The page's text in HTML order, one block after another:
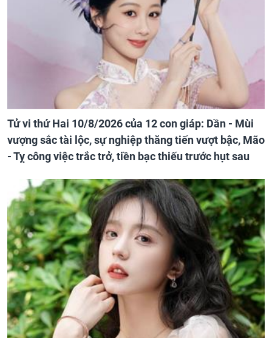
Tử vi thứ Hai 10/8/2026 của 12 con giáp: Dần - Mùi
vượng sắc tài lộc, sự nghiệp thăng tiến vượt bậc, Mão
- Tỵ công việc trắc trở, tiền bạc thiếu trước hụt sau